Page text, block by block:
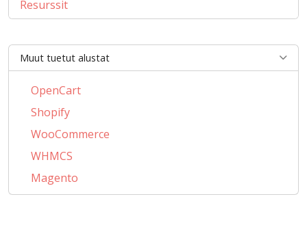
Resurssit
Muut tuetut alustat
OpenCart
Shopify
WooCommerce
WHMCS
Magento
PrestaShop